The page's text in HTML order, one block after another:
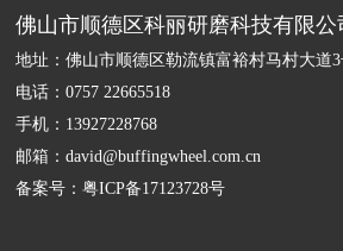
佛山市顺德区科丽研磨科技有限公
地址：佛山市顺德区勒流镇富裕村马村大道
电话：0757 22665518
手机：13927228768
邮箱：david@buffingwheel.com.cn
备案号：粤ICP备17123728号